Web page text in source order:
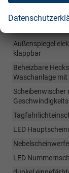
Stoßstangen und
Außenspiegel
Außenspiegel
klappbar
Beheizbare
Waschanlage
Scheibenwischer
LED
LED